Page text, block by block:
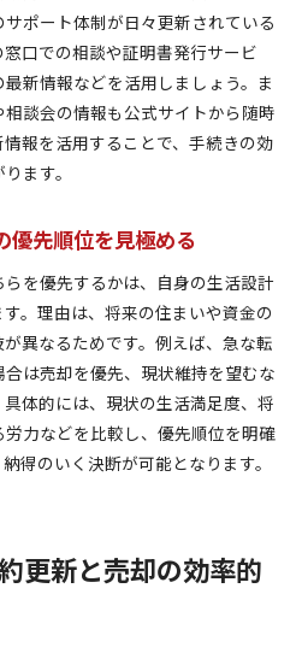
ポート体制が日々更新されている
口での相談や証明書発行サービ
新情報などを活用しましょう。ま
談会の情報も公式サイトから随時
報を活用することで、手続きの効
ます。
優先順位を見極める
を優先するかは、自身の生活設計
。理由は、将来の住まいや資金の
異なるためです。例えば、急な転
は売却を優先、現状維持を望むな
体的には、現状の生活満足度、将
力などを比較し、優先順位を明確
得のいく決断が可能となります。
更新と売却の効率的